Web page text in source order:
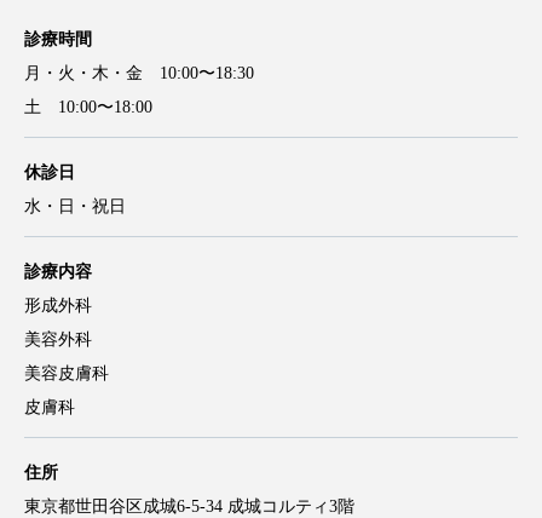
診療時間
月・火・木・金 10:00〜18:30
土 10:00〜18:00
休診日
水・日・祝日
診療内容
形成外科
美容外科
美容皮膚科
皮膚科
住所
東京都世田谷区成城6-5-34 成城コルティ3階